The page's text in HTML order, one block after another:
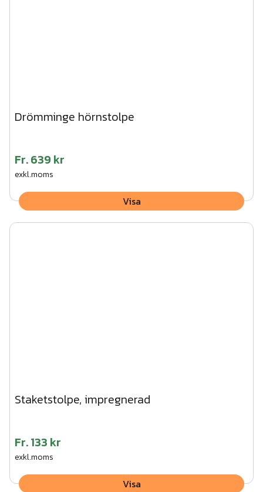
Drömminge hörnstolpe
Fr.639 kr
exkl.moms
Visa
Staketstolpe, impregnerad
Fr.133 kr
exkl.moms
Visa